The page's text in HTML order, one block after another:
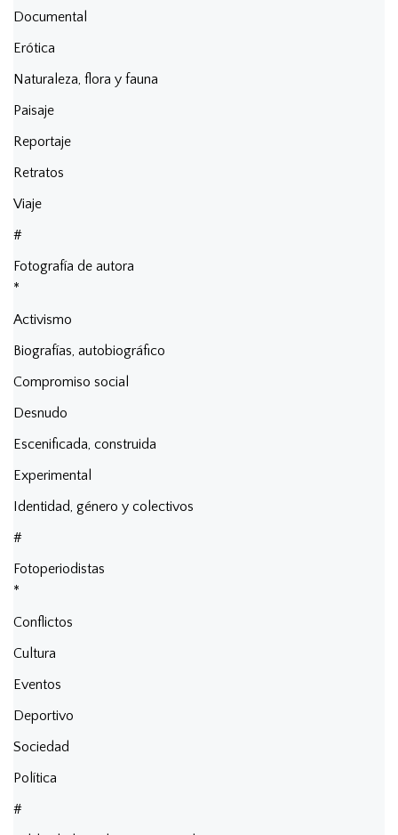
Documental
Erótica
Naturaleza, flora y fauna
Paisaje
Reportaje
Retratos
Viaje
#
Fotografía de autora
*
Activismo
Biografías, autobiográfico
Compromiso social
Desnudo
Escenificada, construida
Experimental
Identidad, género y colectivos
#
Fotoperiodistas
*
Conflictos
Cultura
Eventos
Deportivo
Sociedad
Política
#